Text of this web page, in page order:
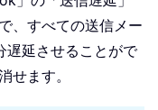
、すべての送信メー
遅延させることがで
せます。